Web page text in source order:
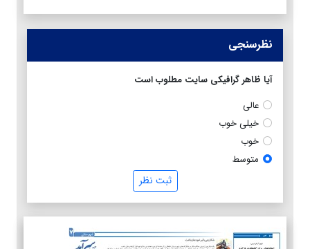
نظرسنجی
آیا ظاهر گرافیکی سایت مطلوب است
عالی
خیلی خوب
خوب
متوسط
ثبت نظر